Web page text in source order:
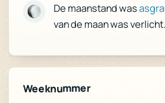
De maanstand was
van de maan was verlicht.
Weeknummer